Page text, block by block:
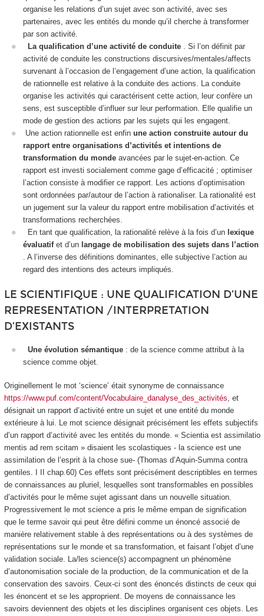
organise les relations d’un sujet avec son activité, avec ses
partenaires, avec les entités du monde qu’il cherche à transformer
par son activité.
La qualification d’une activité de conduite
. Si l’on définit par
activité de conduite les constructions discursives/mentales/affects
survenant à l’occasion de l’engagement d’une action, la qualification
de rationnelle est relative à la conduite des actions. La conduite
organise les activités qui caractérisent cette action, leur confère un
sens, est susceptible d’influer sur leur performation. Elle qualifie un
mode de gestion des actions par les sujets qui les engagent.
Une action rationnelle est enfin une action construite autour du
rapport entre organisations d’activités et intentions de
transformation du monde avancées par le sujet-en-action . Ce
rapport est investi socialement comme gage d’efficacité ; optimiser
l’action consiste à modifier ce rapport. Les actions d’optimisation
sont ordonnées par/autour de l’action à rationaliser. La rationalité est
un jugement sur la valeur du rapport entre mobilisation d’activités et
transformations recherchées.
En tant que qualification, la rationalité relève à la fois d’un lexique
évaluatif et d’un langage de mobilisation des sujets dans l’action
. A l’inverse des définitions dominantes, elle subjective l’action au
regard des intentions des acteurs impliqués.
LE SCIENTIFIQUE : UNE QUALIFICATION D’UNE
REPRESENTATION /INTERPRETATION
D’EXISTANTS
Une évolution sémantique : de la science comme attribut à la
science comme objet
Originellement le mot ‘science’ était synonyme de connaissance
https://www.puf.com/content/Vocabulaire_danalyse_des_activités, et
désignait un rapport d’activité entre un sujet et une entité du monde
extérieure à lui. Le mot science désignait précisément les effets subjectifs
d’un rapport d’activité avec les entités du monde. « Scientia est assimilatio
mentis ad rem scitam » disaient les scolastiques - la science est une
assimilation de l’esprit à la chose sue- (Thomas d’Aquin-Summa contra
gentiles. I II chap.60) Ces effets sont précisément descriptibles en termes
de connaissances au pluriel, lesquelles sont transformables en possibles
d’activités pour le même sujet agissant dans un nouvelle situation.
Progressivement le mot science a pris le même empan de signification
que le terme savoirqui peut être défini comme un énoncéassocié de
manière relativement stable à des représentations ou à des systèmes de
représentations sur le monde et sa transformation, et faisant l’objet d’une
validation sociale. La/les science(s) accompagnent un phénomène
d’autonomisation socialede la production, de la communication et de la
conservation des savoirs. Ceux-ci sont des énoncés distincts de ceux qui
les énoncent et se les approprient. De moyens de connaissance les
savoirs deviennent des objets et les disciplines organisent ces objets. Les